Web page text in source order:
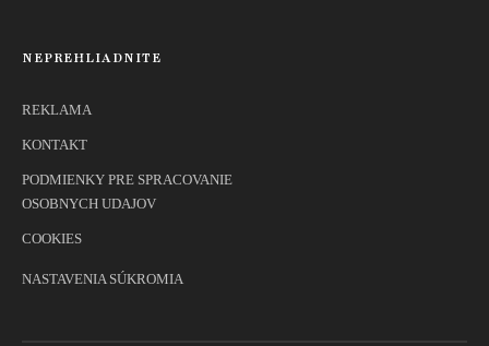
NEPREHLIADNITE
REKLAMA
KONTAKT
PODMIENKY PRE SPRACOVANIE
OSOBNYCH UDAJOV
COOKIES
NASTAVENIA SÚKROMIA